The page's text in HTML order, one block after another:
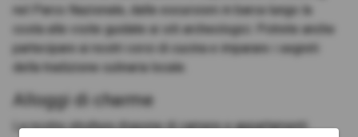
nel Parco Nazionale, dalle escursioni in barca lungo la
costa alle visite guidate ai siti archeologici. Potrete anche
partecipare ai nostri corsi di cucina e imparare i segreti
della tradizione culinaria locale.
Alloggi di charme
La nostra struttura dispone di camere e appartamenti